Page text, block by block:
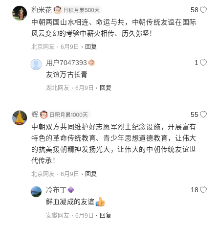
豹米花
58
中朝两国山水相连、命运与共，中朝传统友谊在国际
风云变幻的考验中薪火相传、历久弥坚！
北京网友 6月9日 回复
用户7047393
1
友谊万古长青
湖北网友 6月9日 回复
辉
55
中朝双方共同维护好志愿军烈士纪念设施，开展富有
特色的革命传统教育、青少年思想道德教育，让伟大
的抗美援朝精神发扬光大，让伟大的中朝传统友谊世
代传承！
北京网友 6月9日 回复
冷布丁
18
鲜血凝成的友谊
安徽网友 6月9日 回复